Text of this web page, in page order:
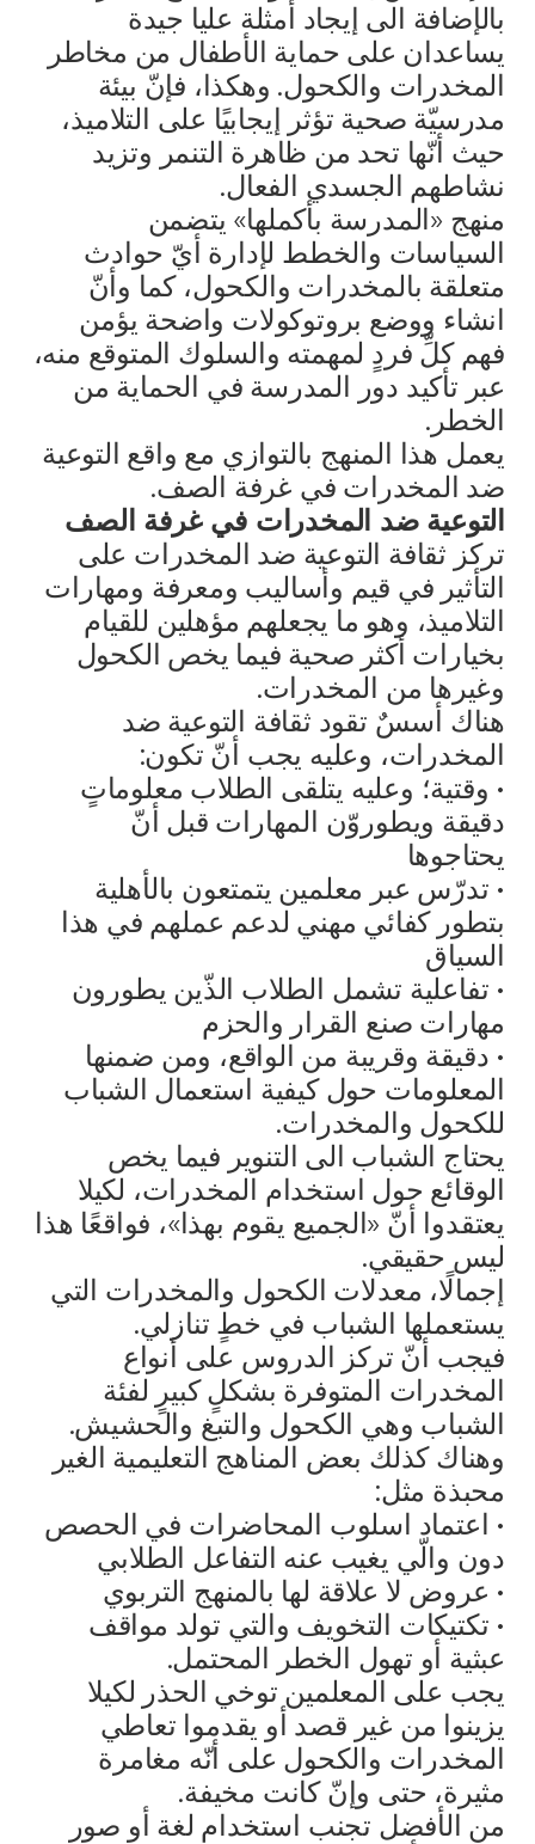
بالإضافة الى إيجاد أمثلة عليا جيدة
يساعدان على حماية الأطفال من مخاطر
المخدرات والكحول. وهكذا، فإنّ بيئة
مدرسيّة صحية تؤثر إيجابيًا على التلاميذ،
حيث أنّها تحد من ظاهرة التنمر وتزيد
نشاطهم الجسدي الفعال.
منهج «المدرسة بأكملها» يتضمن
السياسات والخطط لإدارة أيّ حوادث
متعلقة بالمخدرات والكحول، كما وأنّ
انشاء ووضع بروتوكولات واضحة يؤمن
فهم كلِّ فردٍ لمهمته والسلوك المتوقع منه،
عبر تأكيد دور المدرسة في الحماية من
الخطر.
يعمل هذا المنهج بالتوازي مع واقع التوعية
ضد المخدرات في غرفة الصف.
التوعية ضد المخدرات في غرفة الصف
تركز ثقافة التوعية ضد المخدرات على
التأثير في قيم وأساليب ومعرفة ومهارات
التلاميذ، وهو ما يجعلهم مؤهلين للقيام
بخيارات أكثر صحية فيما يخص الكحول
وغيرها من المخدرات.
هناك أسسٌ تقود ثقافة التوعية ضد
المخدرات، وعليه يجب أنّ تكون:
• وقتية؛ وعليه يتلقى الطلاب معلوماتٍ
دقيقة ويطوروّن المهارات قبل أنّ
يحتاجوها
• تدرّس عبر معلمين يتمتعون بالأهلية
بتطور كفائي مهني لدعم عملهم في هذا
السياق
• تفاعلية تشمل الطلاب الذّين يطورون
مهارات صنع القرار والحزم
• دقيقة وقريبة من الواقع، ومن ضمنها
المعلومات حول كيفية استعمال الشباب
للكحول والمخدرات.
يحتاج الشباب الى التنوير فيما يخص
الوقائع حول استخدام المخدرات، لكيلا
يعتقدوا أنّ «الجميع يقوم بهذا»، فواقعًا هذا
ليس حقيقي.
إجمالًا، معدلات الكحول والمخدرات التي
يستعملها الشباب في خطٍ تنازلي.
فيجب أنّ تركز الدروس على أنواع
المخدرات المتوفرة بشكلٍ كبيرٍ لفئة
الشباب وهي الكحول والتبغ والحشيش.
وهناك كذلك بعض المناهج التعليمية الغير
محبذة مثل:
• اعتماد اسلوب المحاضرات في الحصص
دون والّي يغيب عنه التفاعل الطلابي
• عروض لا علاقة لها بالمنهج التربوي
• تكتيكات التخويف والتي تولد مواقف
عبثية أو تهول الخطر المحتمل.
يجب على المعلمين توخي الحذر لكيلا
يزينوا من غير قصد أو يقدموا تعاطي
المخدرات والكحول على أنّه مغامرة
مثيرة، حتى وإنّ كانت مخيفة.
من الأفضل تجنب استخدام لغة أو صور